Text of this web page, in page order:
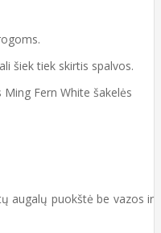
šiek tiek skirtis spalvos.
Ming Fern White šakelės
augalų puokštė be vazos ir